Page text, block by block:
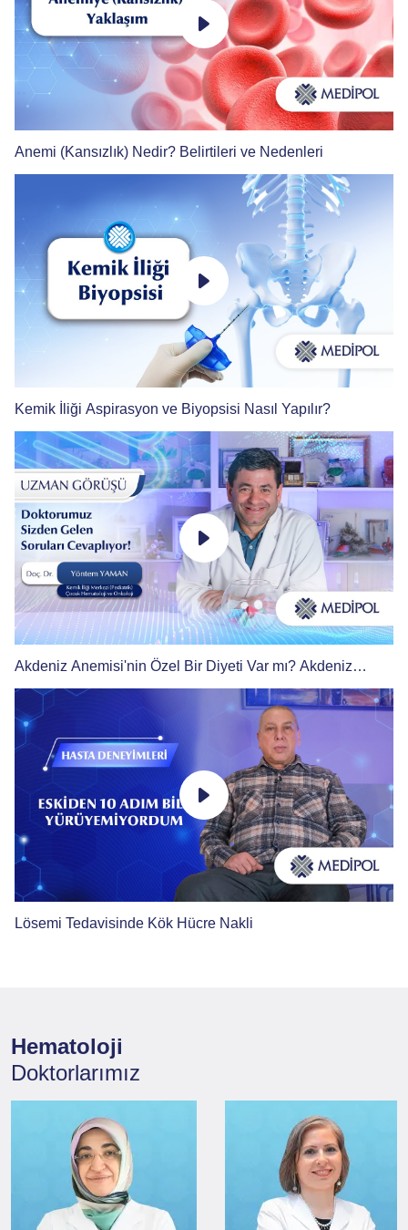
Anemi (Kansızlık) Nedir? Belirtileri ve Nedenleri
Kemik İliği Aspirasyon ve Biyopsisi Nasıl Yapılır?
Akdeniz Anemisi'nin Özel Bir Diyeti Var mı? Akdeniz
Anemisi Olan Çocuklar Spor Yapabilir mi?
Lösemi Tedavisinde Kök Hücre Nakli
Hematoloji
Doktorlarımız